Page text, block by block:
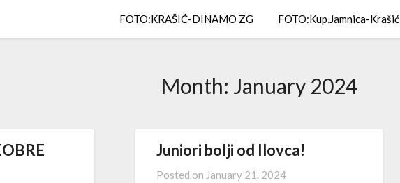
FOTO:KRAŠIĆ-DINAMO ZG FOTO:Kup,Jamnica-Krašić
Month: January 2024
Juniori bolji od Ilovca!
Posted on January 21. 2024